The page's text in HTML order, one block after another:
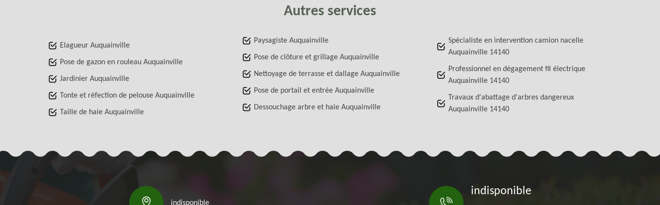
Autres services
Elagueur Auquainville
Pose de gazon en rouleau Auquainville
Jardinier Auquainville
Tonte et réfection de pelouse Auquainville
Taille de haie Auquainville
Paysagiste Auquainville
Pose de clôture et grillage Auquainville
Nettoyage de terrasse et dallage Auquainville
Pose de portail et entrée Auquainville
Dessouchage arbre et haie Auquainville
Spécialiste en intervention camion nacelle
Auquainville 14140
Professionnel en dégagement fil électrique
Auquainville 14140
Travaux d'abattage d'arbres dangereux
Auquainville 14140
indisponible
indisponible